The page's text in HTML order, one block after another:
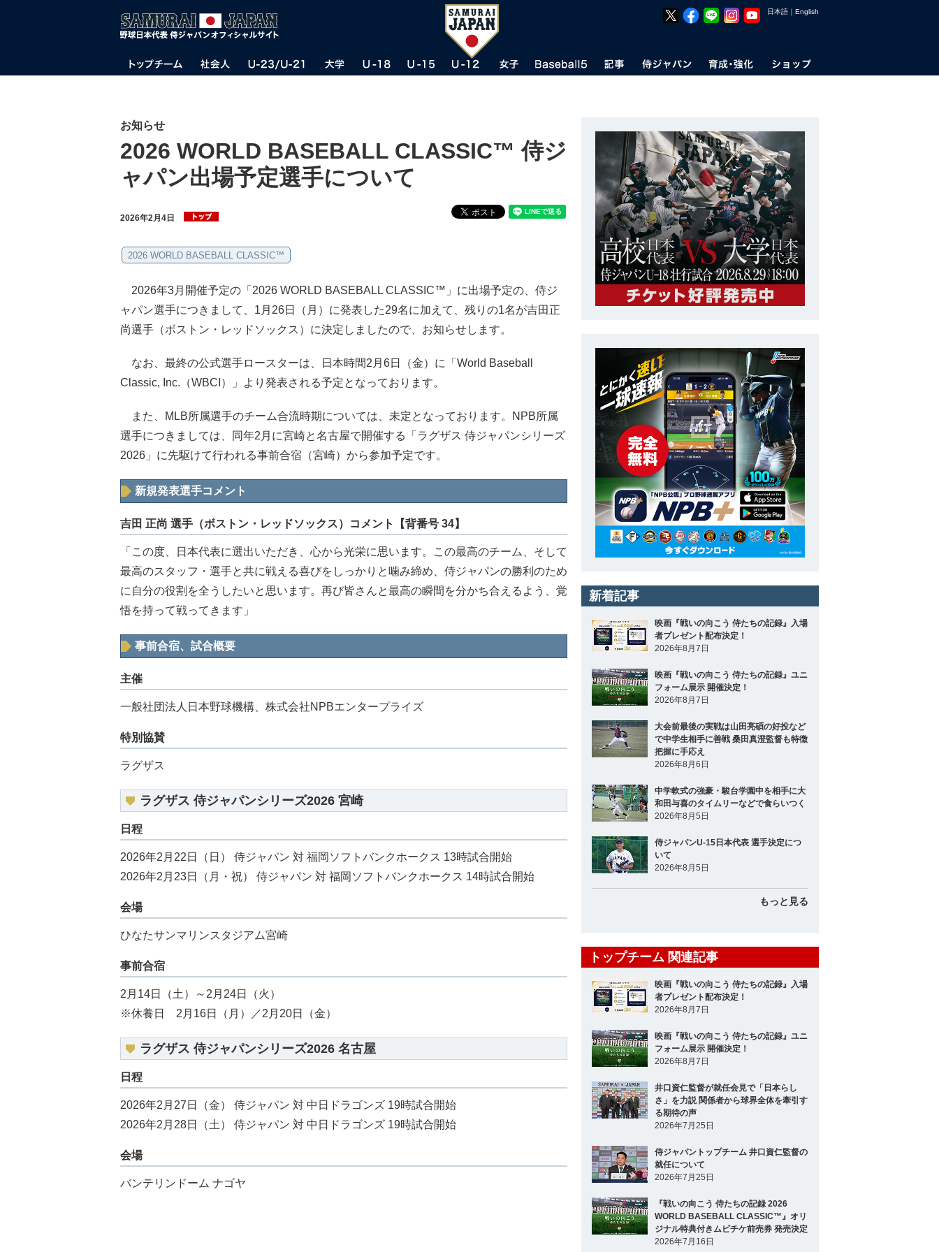
日本語 ｜ English
お知らせ
2026 WORLD BASEBALL CLASSIC™ 侍ジ
ャパン出場予定選手について
2026年2月4日
2026 WORLD BASEBALL CLASSIC™
2026年3月開催予定の「2026 WORLD BASEBALL CLASSIC™」に出場予定の、侍ジ
ャパン選手につきまして、1月26日（月）に発表した29名に加えて、残りの1名が吉田正
尚選手（ボストン・レッドソックス）に決定しましたので、お知らせします。
なお、最終の公式選手ロースターは、日本時間2月6日（金）に「World Baseball
Classic, Inc.（WBCI）」より発表される予定となっております。
また、MLB所属選手のチーム合流時期については、未定となっております。NPB所属
選手につきましては、同年2月に宮崎と名古屋で開催する「ラグザス 侍ジャパンシリーズ
2026」に先駆けて行われる事前合宿（宮崎）から参加予定です。
新規発表選手コメント
吉田 正尚 選手（ボストン・レッドソックス）コメント【背番号 34】
「この度、日本代表に選出いただき、心から光栄に思います。この最高のチーム、そして
最高のスタッフ・選手と共に戦える喜びをしっかりと噛み締め、侍ジャパンの勝利のため
に自分の役割を全うしたいと思います。再び皆さんと最高の瞬間を分かち合えるよう、覚
悟を持って戦ってきます」
事前合宿、試合概要
主催
一般社団法人日本野球機構、株式会社NPBエンタープライズ
特別協賛
ラグザス
ラグザス 侍ジャパンシリーズ2026 宮崎
日程
2026年2月22日（日） 侍ジャパン 対 福岡ソフトバンクホークス 13時試合開始
2026年2月23日（月・祝） 侍ジャパン 対 福岡ソフトバンクホークス 14時試合開始
会場
ひなたサンマリンスタジアム宮崎
事前合宿
2月14日（土）～2月24日（火）
※休養日 2月16日（月）／2月20日（金）
ラグザス 侍ジャパンシリーズ2026 名古屋
日程
2026年2月27日（金） 侍ジャパン 対 中日ドラゴンズ 19時試合開始
2026年2月28日（土） 侍ジャパン 対 中日ドラゴンズ 19時試合開始
会場
バンテリンドーム ナゴヤ
新着記事
映画『戦いの向こう 侍たちの記録』入場
者プレゼント配布決定！
2026年8月7日
映画『戦いの向こう 侍たちの記録』ユニ
フォーム展示 開催決定！
2026年8月7日
大会前最後の実戦は山田亮碩の好投など
で中学生相手に善戦 桑田真澄監督も特徴
把握に手応え
2026年8月6日
中学軟式の強豪・駿台学園中を相手に大
和田与喜のタイムリーなどで食らいつく
2026年8月5日
侍ジャパンU-15日本代表 選手決定につ
いて
2026年8月5日
もっと見る
トップチーム 関連記事
映画『戦いの向こう 侍たちの記録』入場
者プレゼント配布決定！
2026年8月7日
映画『戦いの向こう 侍たちの記録』ユニ
フォーム展示 開催決定！
2026年8月7日
井口資仁監督が就任会見で「日本らし
さ」を力説 関係者から球界全体を牽引す
る期待の声
2026年7月25日
侍ジャパントップチーム 井口資仁監督の
就任について
2026年7月25日
『戦いの向こう 侍たちの記録 2026
WORLD BASEBALL CLASSIC™』オリ
ジナル特典付きムビチケ前売券 発売決定
2026年7月16日